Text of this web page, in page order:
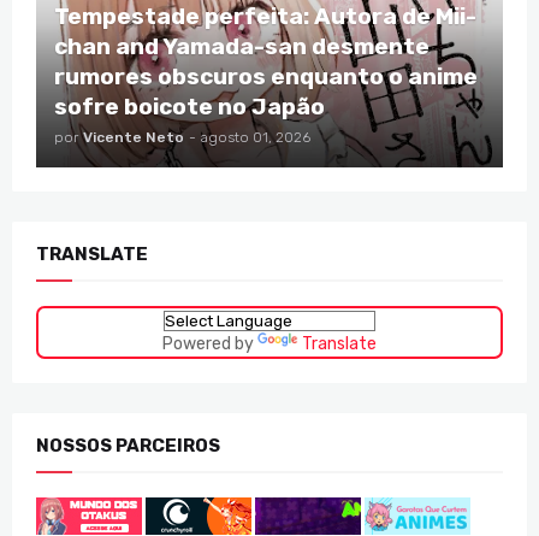
Tempestade perfeita: Autora de Mii-
chan and Yamada-san desmente
rumores obscuros enquanto o anime
sofre boicote no Japão
por Vicente Neto - agosto 01, 2026
TRANSLATE
Powered by Translate
NOSSOS PARCEIROS